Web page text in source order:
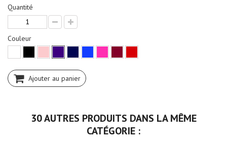
Quantité
Couleur
Ajouter au panier
30 AUTRES PRODUITS DANS LA MÊME
CATÉGORIE :